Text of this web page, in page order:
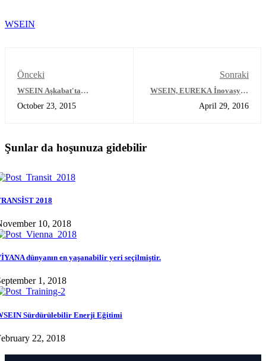
WSEIN
Önceki
WSEIN Aşkabat'ta
Akademisi’nde
October 23, 2015
Sonraki
WSEIN, EUREKA İnovasyon
April 29, 2016
Şunlar da hoşunuza gidebilir
2018
10, 2018
dünyanın en yaşanabilir yeri seçilmiştir.
1, 2018
Sürdürülebilir Enerji Eğitimi
22, 2018